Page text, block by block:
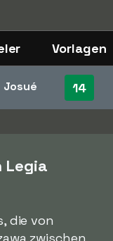
Vorlagen
Josué 14
Legia
die von